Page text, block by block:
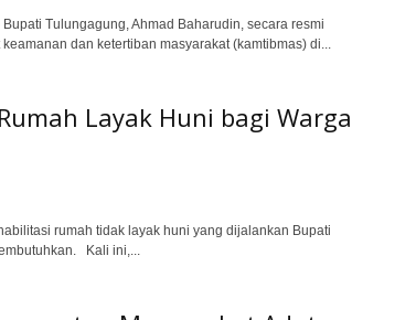
Tulungagung, Ahmad Baharudin, secara resmi
dan ketertiban masyarakat (kamtibmas) di...
Layak Huni bagi Warga
rumah tidak layak huni yang dijalankan Bupati
Kali ini,...